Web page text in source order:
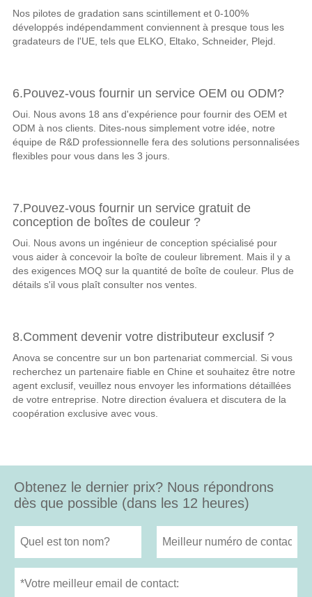
Nos pilotes de gradation sans scintillement et 0-100%
développés indépendamment conviennent à presque tous les
gradateurs de l'UE, tels que ELKO, Eltako, Schneider, Plejd.
6.Pouvez-vous fournir un service OEM ou ODM?
Oui. Nous avons 18 ans d'expérience pour fournir des OEM et
ODM à nos clients. Dites-nous simplement votre idée, notre
équipe de R&D professionnelle fera des solutions personnalisées
flexibles pour vous dans les 3 jours.
7.Pouvez-vous fournir un service gratuit de
conception de boîtes de couleur ?
Oui. Nous avons un ingénieur de conception spécialisé pour
vous aider à concevoir la boîte de couleur librement. Mais il y a
des exigences MOQ sur la quantité de boîte de couleur. Plus de
détails s'il vous plaît consulter nos ventes.
8.Comment devenir votre distributeur exclusif ?
Anova se concentre sur un bon partenariat commercial. Si vous
recherchez un partenaire fiable en Chine et souhaitez être notre
agent exclusif, veuillez nous envoyer les informations détaillées
de votre entreprise. Notre direction évaluera et discutera de la
coopération exclusive avec vous.
Obtenez le dernier prix? Nous répondrons
dès que possible (dans les 12 heures)